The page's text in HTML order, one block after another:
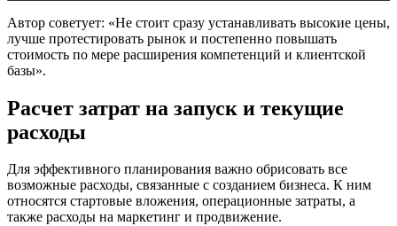
Автор советует: «Не стоит сразу устанавливать высокие цены,
лучше протестировать рынок и постепенно повышать
стоимость по мере расширения компетенций и клиентской
базы».
Расчет затрат на запуск и текущие
расходы
Для эффективного планирования важно обрисовать все
возможные расходы, связанные с созданием бизнеса. К ним
относятся стартовые вложения, операционные затраты, а
также расходы на маркетинг и продвижение.